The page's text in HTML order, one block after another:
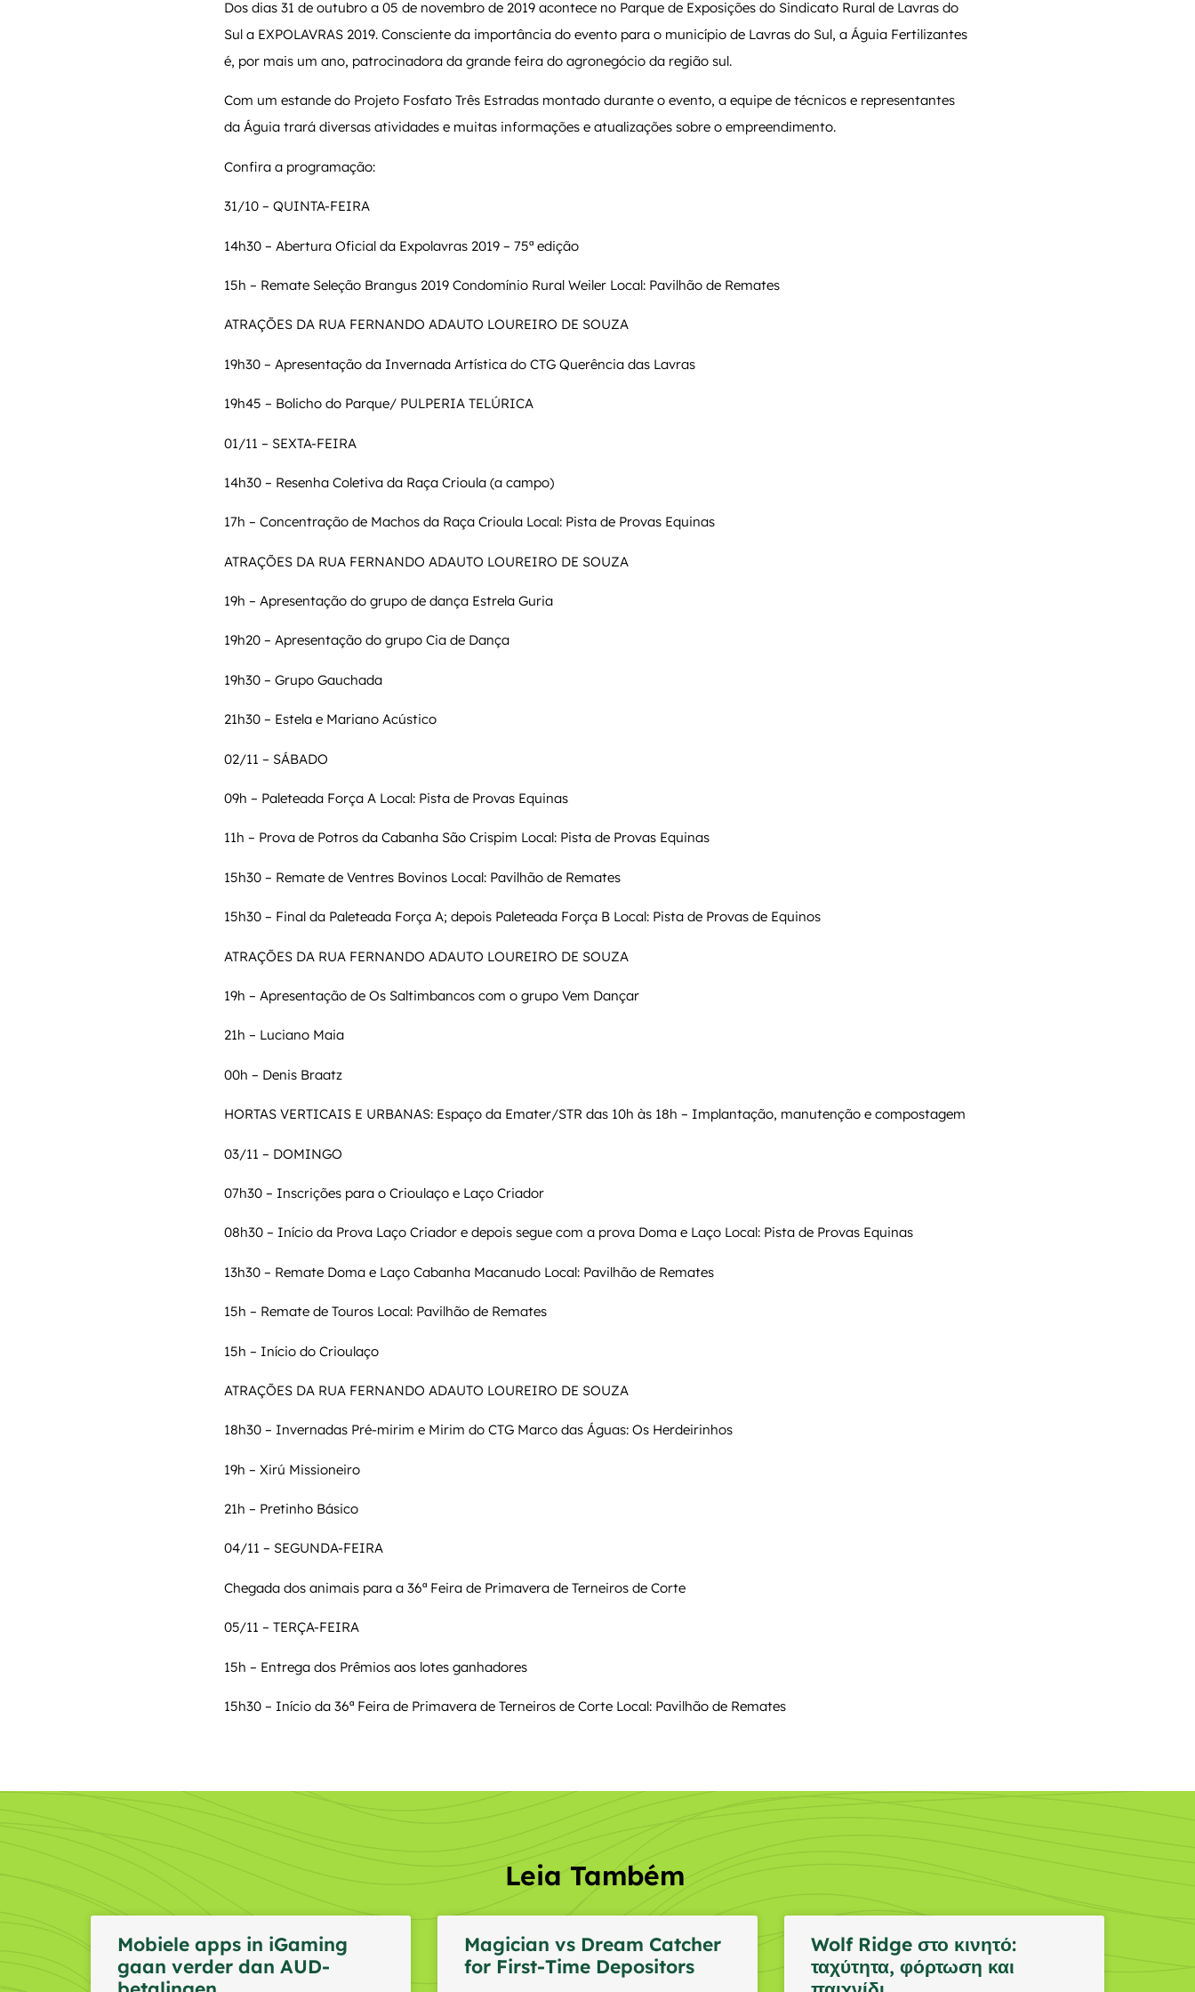
Dos dias 31 de outubro a 05 de novembro de 2019 acontece no Parque de Exposições do Sindicato Rural de Lavras do
Sul a EXPOLAVRAS 2019. Consciente da importância do evento para o município de Lavras do Sul, a Águia Fertilizantes
é, por mais um ano, patrocinadora da grande feira do agronegócio da região sul.
Com um estande do Projeto Fosfato Três Estradas montado durante o evento, a equipe de técnicos e representantes
da Águia trará diversas atividades e muitas informações e atualizações sobre o empreendimento.
Confira a programação:
31/10 – QUINTA-FEIRA
14h30 – Abertura Oficial da Expolavras 2019 – 75ª edição
15h – Remate Seleção Brangus 2019 Condomínio Rural Weiler Local: Pavilhão de Remates
ATRAÇÕES DA RUA FERNANDO ADAUTO LOUREIRO DE SOUZA
19h30 – Apresentação da Invernada Artística do CTG Querência das Lavras
19h45 – Bolicho do Parque/ PULPERIA TELÚRICA
01/11 – SEXTA-FEIRA
14h30 – Resenha Coletiva da Raça Crioula (a campo)
17h – Concentração de Machos da Raça Crioula Local: Pista de Provas Equinas
ATRAÇÕES DA RUA FERNANDO ADAUTO LOUREIRO DE SOUZA
19h – Apresentação do grupo de dança Estrela Guria
19h20 – Apresentação do grupo Cia de Dança
19h30 – Grupo Gauchada
21h30 – Estela e Mariano Acústico
02/11 – SÁBADO
09h – Paleteada Força A Local: Pista de Provas Equinas
11h – Prova de Potros da Cabanha São Crispim Local: Pista de Provas Equinas
15h30 – Remate de Ventres Bovinos Local: Pavilhão de Remates
15h30 – Final da Paleteada Força A; depois Paleteada Força B Local: Pista de Provas de Equinos
ATRAÇÕES DA RUA FERNANDO ADAUTO LOUREIRO DE SOUZA
19h – Apresentação de Os Saltimbancos com o grupo Vem Dançar
21h – Luciano Maia
00h – Denis Braatz
HORTAS VERTICAIS E URBANAS: Espaço da Emater/STR das 10h às 18h – Implantação, manutenção e compostagem
03/11 – DOMINGO
07h30 – Inscrições para o Crioulaço e Laço Criador
08h30 – Início da Prova Laço Criador e depois segue com a prova Doma e Laço Local: Pista de Provas Equinas
13h30 – Remate Doma e Laço Cabanha Macanudo Local: Pavilhão de Remates
15h – Remate de Touros Local: Pavilhão de Remates
15h – Início do Crioulaço
ATRAÇÕES DA RUA FERNANDO ADAUTO LOUREIRO DE SOUZA
18h30 – Invernadas Pré-mirim e Mirim do CTG Marco das Águas: Os Herdeirinhos
19h – Xirú Missioneiro
21h – Pretinho Básico
04/11 – SEGUNDA-FEIRA
Chegada dos animais para a 36ª Feira de Primavera de Terneiros de Corte
05/11 – TERÇA-FEIRA
15h – Entrega dos Prêmios aos lotes ganhadores
15h30 – Início da 36ª Feira de Primavera de Terneiros de Corte Local: Pavilhão de Remates
Leia Também
Mobiele apps in iGaming
gaan verder dan AUD-
Magician vs Dream Catcher
for First-Time Depositors
Wolf Ridge στο κινητό:
ταχύτητα, φόρτωση και